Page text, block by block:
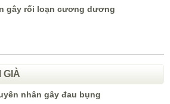
gây rối loạn cương dương
GIÀ
nhân gây đau bụng